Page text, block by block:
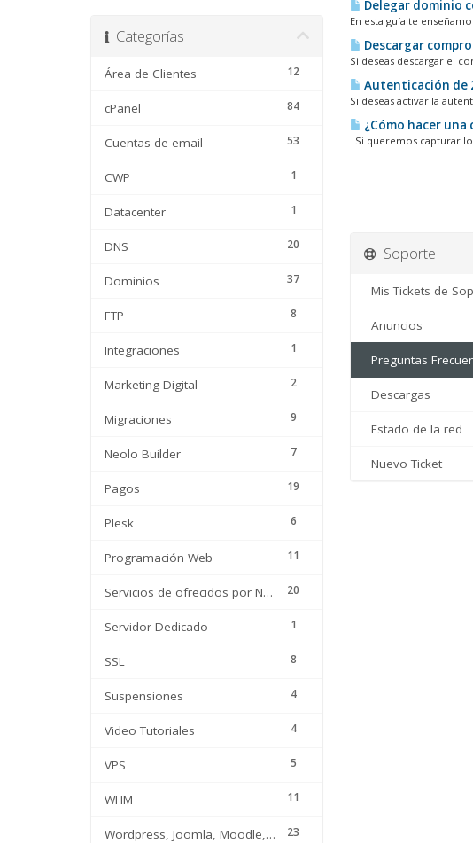
Categorías
12
Área de Clientes
84
cPanel
53
Cuentas de email
1
CWP
1
Datacenter
20
DNS
37
Dominios
8
FTP
1
Integraciones
2
Marketing Digital
9
Migraciones
7
Neolo Builder
19
Pagos
6
Plesk
11
Programación Web
20
Servicios de ofrecidos por Neolo
1
Servidor Dedicado
8
SSL
4
Suspensiones
4
Video Tutoriales
5
VPS
11
WHM
23
Wordpress, Joomla, Moodle, etc
Delegar dominio
En esta guía te
Descargar
Si deseas descargar el
Autenticación de
Si deseas activar la
¿Cómo hacer
Si queremos capturar
Soporte
Mis Tickets de
Anuncios
Preguntas
Descargas
Estado de la red
Nuevo Ticket